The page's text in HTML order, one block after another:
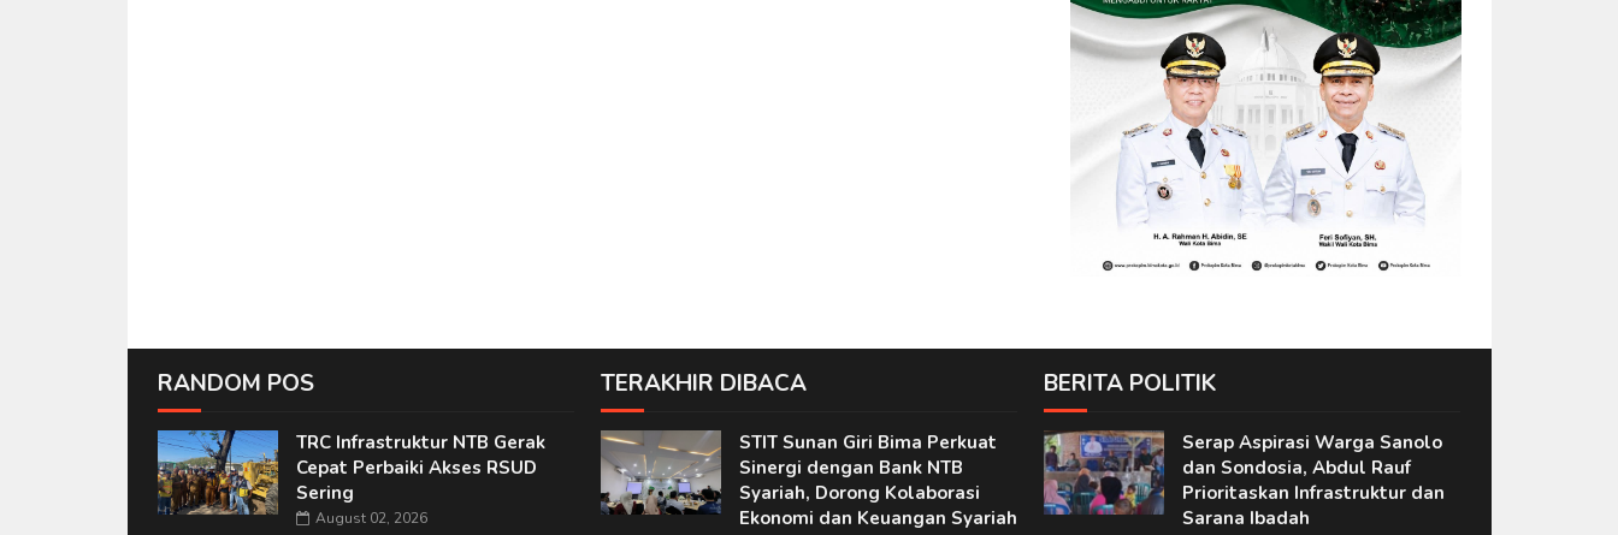
RANDOM POS
TRC Infrastruktur NTB Gerak
Cepat Perbaiki Akses RSUD
Sering
August 02, 2026
TERAKHIR DIBACA
STIT Sunan Giri Bima Perkuat
Sinergi dengan Bank NTB
Syariah, Dorong Kolaborasi
Ekonomi dan Keuangan Syariah
BERITA POLITIK
Serap Aspirasi Warga Sanolo
dan Sondosia, Abdul Rauf
Prioritaskan Infrastruktur dan
Sarana Ibadah